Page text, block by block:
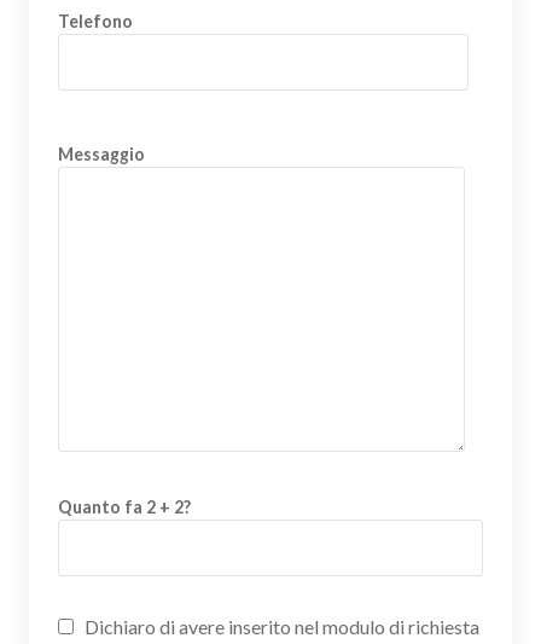
Telefono
Messaggio
Quanto fa 2 + 2?
Dichiaro di avere inserito nel modulo di richiesta